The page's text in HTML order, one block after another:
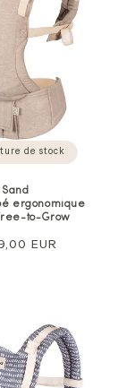
de stock
Sand
ergonomique
to-Grow
EUR